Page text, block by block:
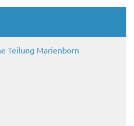
Teilung Marienborn